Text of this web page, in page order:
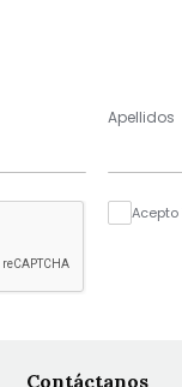
Apellidos
Contáctanos